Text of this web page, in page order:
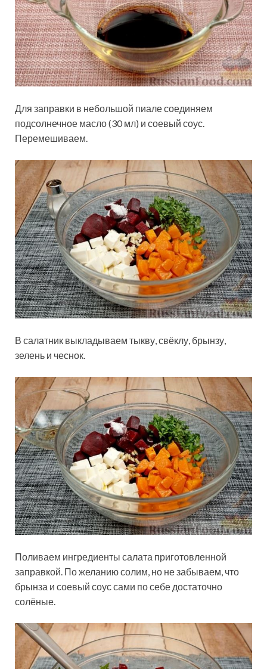
Для заправки в небольшой пиале соединяем
подсолнечное масло (30 мл) и соевый соус.
Перемешиваем.
В салатник выкладываем тыкву, свёклу, брынзу,
зелень и чеснок.
Поливаем ингредиенты салата приготовленной
заправкой. По желанию солим, но не забываем, что
брынза и соевый соус сами по себе достаточно
солёные.